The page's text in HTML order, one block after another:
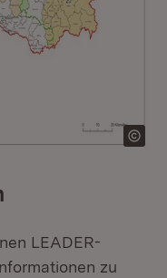
LEADER-
zu